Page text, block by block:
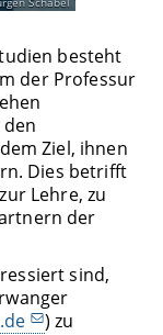
Schabel
besteht
der Professur
Ziel, ihnen
Dies betrifft
Lehre, zu
der
sind,
) zu